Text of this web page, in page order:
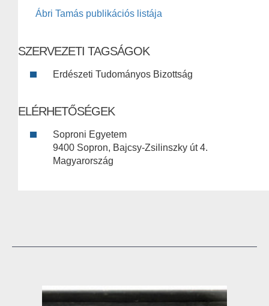
Ábri Tamás publikációs listája
SZERVEZETI TAGSÁGOK
Erdészeti Tudományos Bizottság
ELÉRHETŐSÉGEK
Soproni Egyetem
9400 Sopron, Bajcsy-Zsilinszky út 4.
Magyarország